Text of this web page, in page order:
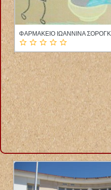
ΦΥΣΙΚΟΘΕΡΑΠΕΥΤΡΙΑ